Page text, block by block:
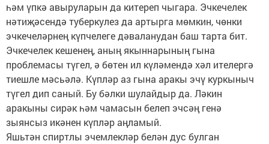
һәм үпкә авыруларын да китереп чыгара. Эчкечелек
нәтиҗәсендә туберкулез да артырга мөмкин, чөнки
эчкечеләрнең күпчелеге дәваланудан баш тарта бит.
Эчкечелек кешенең, аның якыннарының гына
проблемасы түгел, ә бөтен ил күләмендә хәл ителергә
тиешле мәсьәлә. Күпләр аз гына аракы эчү куркыныч
түгел дип саный. Бу бәлки шулайдыр да. Ләкин
аракыны сирәк һәм чамасын белеп эчсәң генә
зыянсыз икәнен күпләр аңламый.
Яшьтән спиртлы эчемлекләр белән дус булган